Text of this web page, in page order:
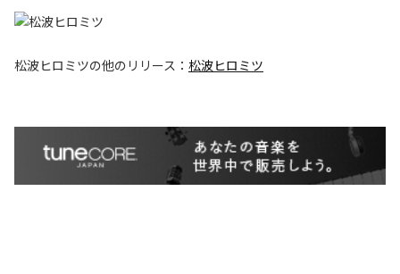
松波ヒロミツの他のリリース： 松波ヒロミツ